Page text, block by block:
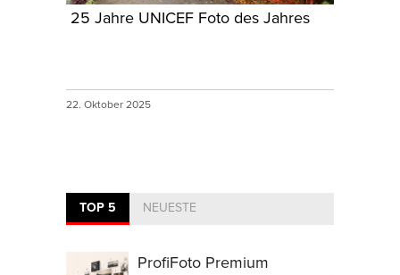
25 Jahre UNICEF Foto des Jahres
22. Oktober 2025
TOP 5 NEUESTE
ProfiFoto Premium